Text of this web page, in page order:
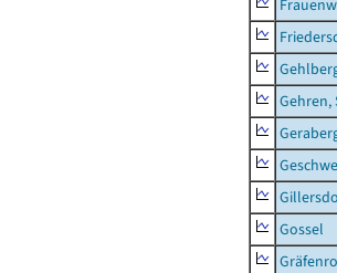
Gehren,
Gossel